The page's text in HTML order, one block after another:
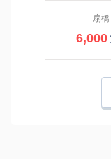
扇橋
6,000